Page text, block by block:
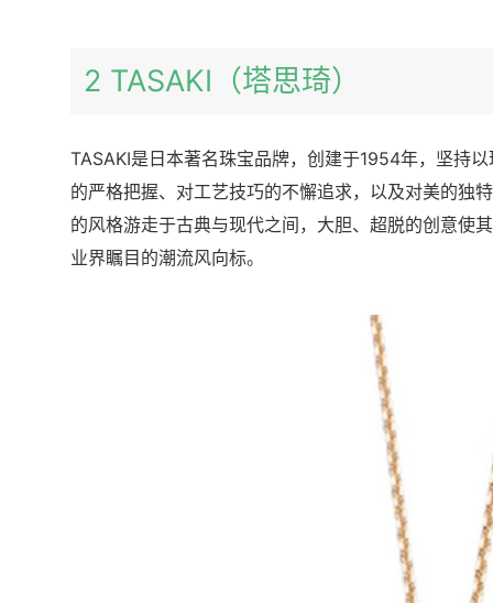
2 TASAKI（塔思琦）
TASAKI是日本著名珠宝品牌，创建于1954年，坚持
的严格把握、对工艺技巧的不懈追求，以及对美的独
的风格游走于古典与现代之间，大胆、超脱的创意使
业界瞩目的潮流风向标。